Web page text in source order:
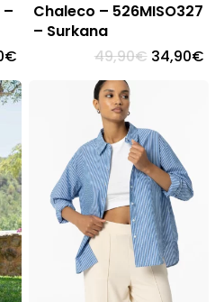
–
€
actual
es:
Chaleco – 526MISO327
– Surkana
49,90€ El
precio
34,90€El